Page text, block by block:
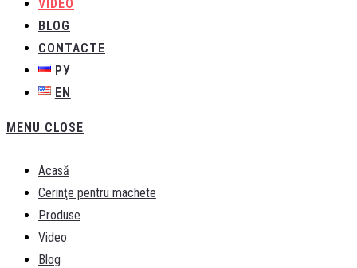
VIDEO
BLOG
CONTACTE
РУ
EN
MENU CLOSE
Acasă
Cerinţe pentru machete
Produse
Video
Blog